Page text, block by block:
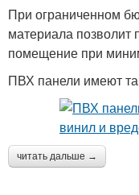
При ограниченном
материала позволит
помещение при
ПВХ панели имеют
читать дальше →